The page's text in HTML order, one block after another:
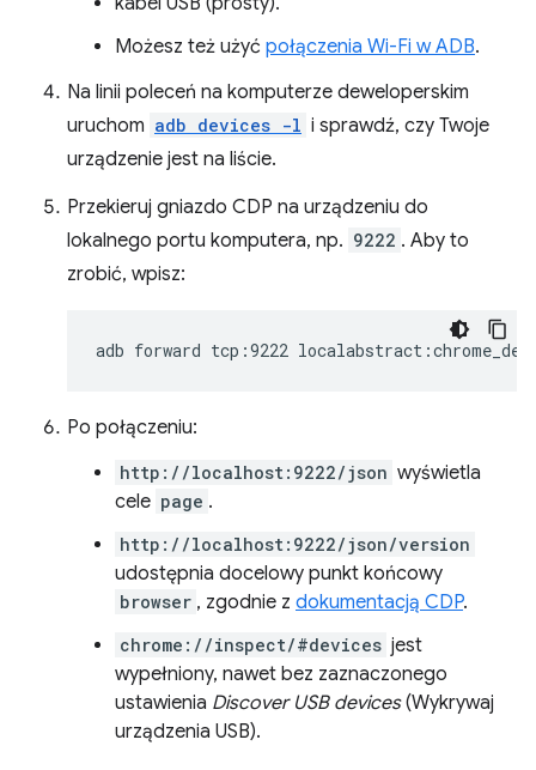
Możesz też użyć połączenia Wi-Fi w ADB.
Na linii poleceń na komputerze deweloperskim
uruchom adb devices -l i sprawdź, czy Twoje
urządzenie jest na liście.
Przekieruj gniazdo CDP na urządzeniu do
lokalnego portu komputera, np. 9222 . Aby to
zrobić, wpisz:
adb forward tcp:9222
Po połączeniu:
http://localhost:9222/json wyświetla
cele page .
http://localhost:9222/json/version
udostępnia docelowy punkt końcowy
browser , zgodnie z dokumentacją CDP.
chrome://inspect/#devices jest
wypełniony, nawet bez zaznaczonego
ustawienia Discover USB devices(Wykrywaj
urządzenia USB).